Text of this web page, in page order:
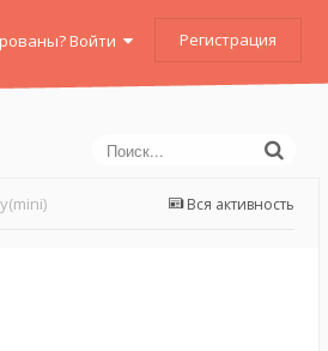
Войти Регистрация
Вся активность